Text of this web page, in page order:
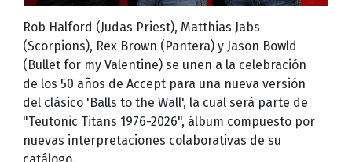
Rob Halford (Judas Priest), Matthias Jabs
(Scorpions), Rex Brown (Pantera) y Jason Bowld
(Bullet for my Valentine) se unen a la celebración
de los 50 años de Accept para una nueva versión
del clásico 'Balls to the Wall', la cual será parte de
"Teutonic Titans 1976-2026", álbum compuesto por
nuevas interpretaciones colaborativas de su